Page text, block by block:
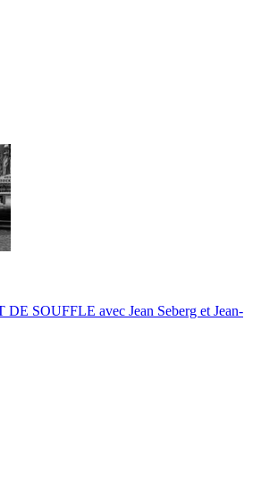
SOUFFLE avec Jean Seberg et Jean-